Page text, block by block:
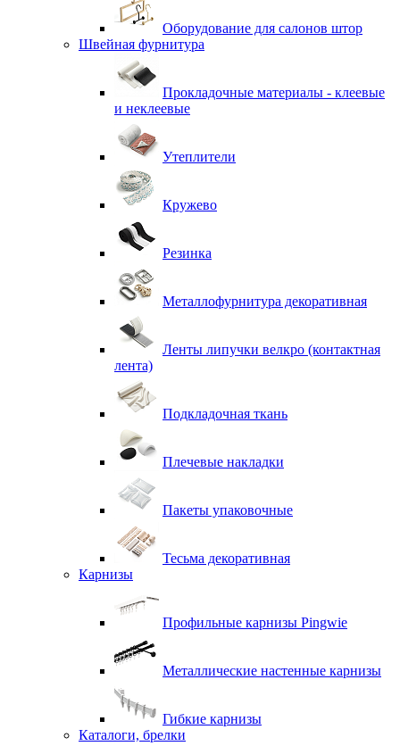
Оборудование для салонов штор
Швейная фурнитура
Прокладочные материалы - клеевые
и неклеевые
Утеплители
Кружево
Резинка
Металлофурнитура декоративная
Ленты липучки велкро (контактная
лента)
Подкладочная ткань
Плечевые накладки
Пакеты упаковочные
Тесьма декоративная
Карнизы
Профильные карнизы Pingwie
Металлические настенные карнизы
Гибкие карнизы
Каталоги, брелки